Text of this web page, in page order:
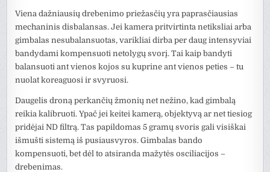
Viena dažniausių drebenimo priežasčių yra paprasčiausias
mechaninis disbalansas. Jei kamera pritvirtinta netiksliai arba
gimbalas nesubalansuotas, varikliai dirba per daug intensyviai
bandydami kompensuoti netolygų svorį. Tai kaip bandyti
balansuoti ant vienos kojos su kuprine ant vienos peties – tu
nuolat koreaguosi ir svyruosi.
Daugelis droną perkančių žmonių net nežino, kad gimbalą
reikia kalibruoti. Ypač jei keitei kamerą, objektyvą ar net tiesiog
pridėjai ND filtrą. Tas papildomas 5 gramų svoris gali visiškai
išmušti sistemą iš pusiausvyros. Gimbalas bando
kompensuoti, bet dėl to atsiranda mažytės osciliacijos –
drebenimas.